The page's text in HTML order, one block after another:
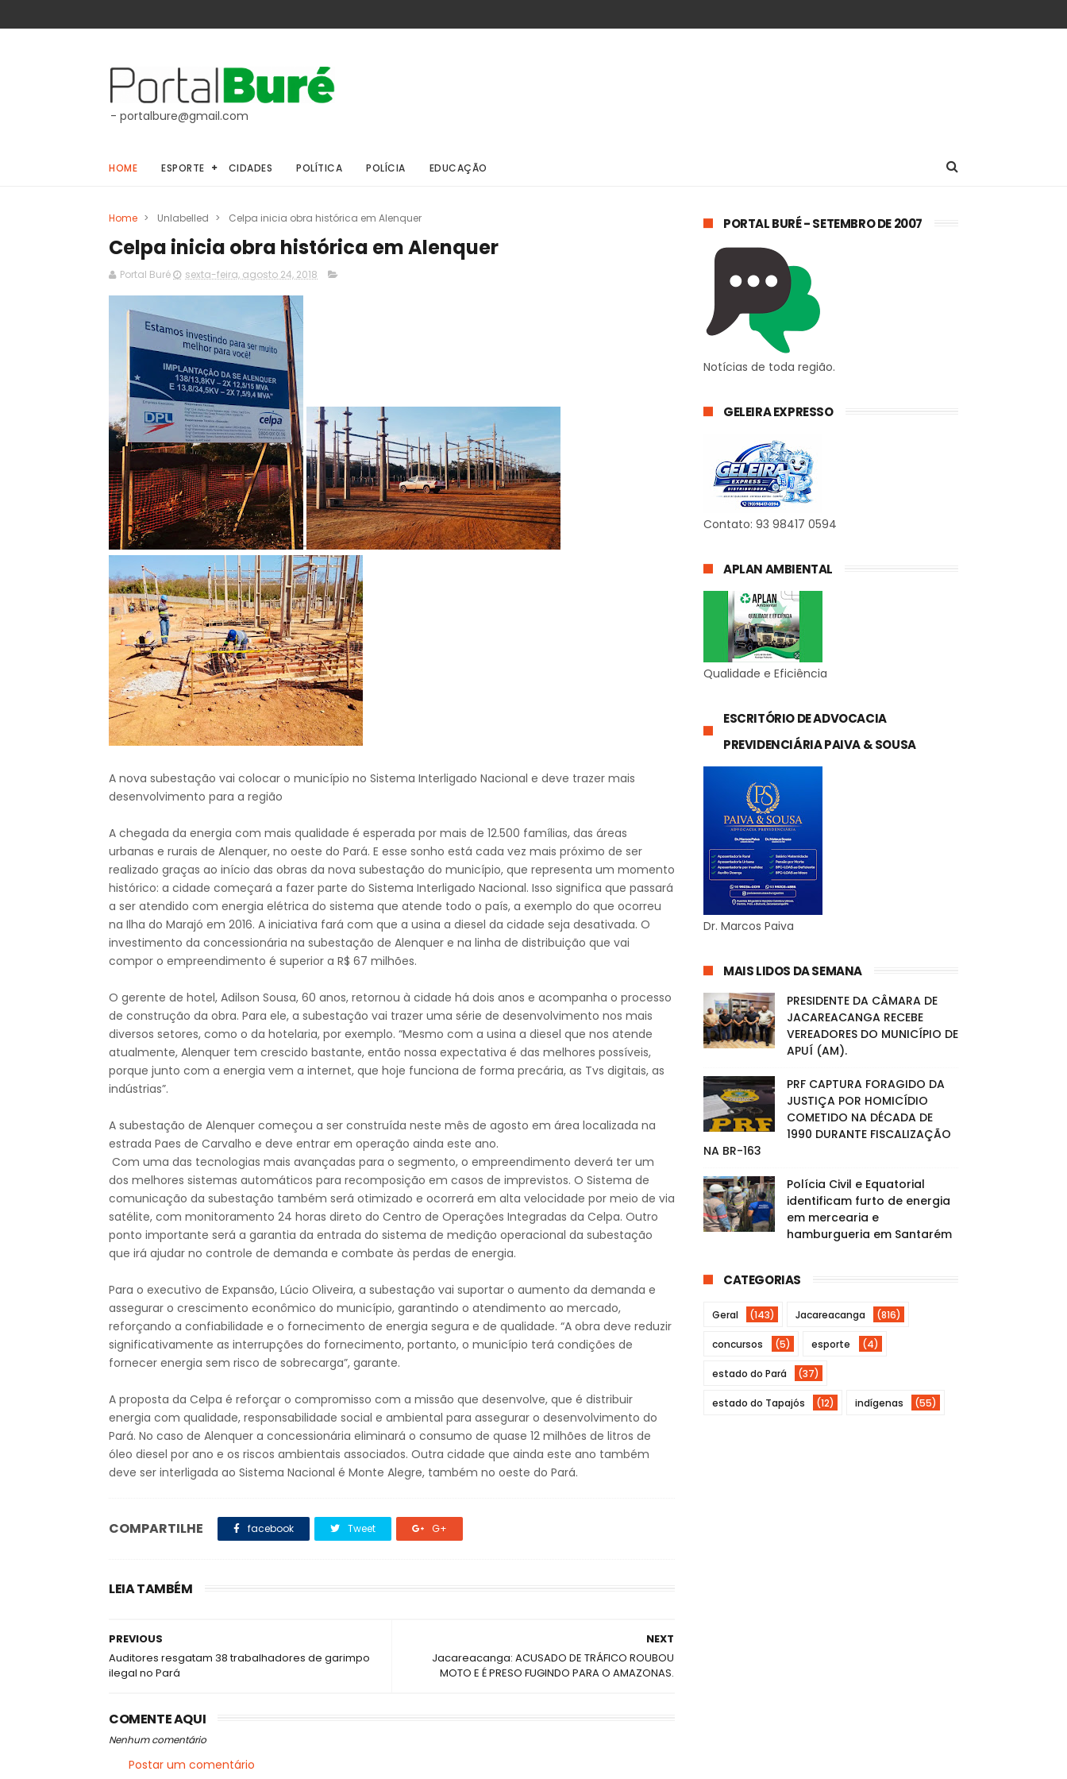
- portalbure@gmail.com
HOME ESPORTE CIDADES POLÍTICA POLÍCIA EDUCAÇÃO
Home > Unlabelled > Celpa inicia obra histórica em Alenquer
Celpa inicia obra histórica em Alenquer
Portal Buré sexta-feira, agosto 24, 2018
A nova subestação vai colocar o município no Sistema Interligado Nacional e deve trazer mais
desenvolvimento para a região
A chegada da energia com mais qualidade é esperada por mais de 12.500 famílias, das áreas
urbanas e rurais de Alenquer, no oeste do Pará. E esse sonho está cada vez mais próximo de ser
realizado graças ao início das obras da nova subestação do município, que representa um momento
histórico: a cidade começará a fazer parte do Sistema Interligado Nacional. Isso significa que passará
a ser atendido com energia elétrica do sistema que atende todo o país, a exemplo do que ocorreu
na Ilha do Marajó em 2016. A iniciativa fará com que a usina a diesel da cidade seja desativada. O
investimento da concessionária na subestação de Alenquer e na linha de distribuição que vai
compor o empreendimento é superior a R$ 67 milhões.
O gerente de hotel, Adilson Sousa, 60 anos, retornou à cidade há dois anos e acompanha o processo
de construção da obra. Para ele, a subestação vai trazer uma série de desenvolvimento nos mais
diversos setores, como o da hotelaria, por exemplo. “Mesmo com a usina a diesel que nos atende
atualmente, Alenquer tem crescido bastante, então nossa expectativa é das melhores possíveis,
porque junto com a energia vem a internet, que hoje funciona de forma precária, as Tvs digitais, as
indústrias”.
A subestação de Alenquer começou a ser construída neste mês de agosto em área localizada na
estrada Paes de Carvalho e deve entrar em operação ainda este ano.
Com uma das tecnologias mais avançadas para o segmento, o empreendimento deverá ter um
dos melhores sistemas automáticos para recomposição em casos de imprevistos. O Sistema de
comunicação da subestação também será otimizado e ocorrerá em alta velocidade por meio de via
satélite, com monitoramento 24 horas direto do Centro de Operações Integradas da Celpa. Outro
ponto importante será a garantia da entrada do sistema de medição operacional da subestação
que irá ajudar no controle de demanda e combate às perdas de energia.
Para o executivo de Expansão, Lúcio Oliveira, a subestação vai suportar o aumento da demanda e
assegurar o crescimento econômico do município, garantindo o atendimento ao mercado,
reforçando a confiabilidade e o fornecimento de energia segura e de qualidade. “A obra deve reduzir
significativamente as interrupções do fornecimento, portanto, o município terá condições de
fornecer energia sem risco de sobrecarga”, garante.
A proposta da Celpa é reforçar o compromisso com a missão que desenvolve, que é distribuir
energia com qualidade, responsabilidade social e ambiental para assegurar o desenvolvimento do
Pará. No caso de Alenquer a concessionária eliminará o consumo de quase 12 milhões de litros de
óleo diesel por ano e os riscos ambientais associados. Outra cidade que ainda este ano também
deve ser interligada ao Sistema Nacional é Monte Alegre, também no oeste do Pará.
COMPARTILHE facebook Tweet G+
LEIA TAMBÉM
NEXT
Jacareacanga: ACUSADO DE TRÁFICO ROUBOU
MOTO E É PRESO FUGINDO PARA O AMAZONAS.
PREVIOUS
Auditores resgatam 38 trabalhadores de garimpo
ilegal no Pará
COMENTE AQUI
Nenhum comentário
Postar um comentário
PORTAL BURÉ - SETEMBRO DE 2007
Notícias de toda região.
GELEIRA EXPRESSO
Contato: 93 98417 0594
APLAN AMBIENTAL
Qualidade e Eficiência
ESCRITÓRIO DE ADVOCACIA
PREVIDENCIÁRIA PAIVA & SOUSA
Dr. Marcos Paiva
MAIS LIDOS DA SEMANA
PRESIDENTE DA CÂMARA DE
JACAREACANGA RECEBE
VEREADORES DO MUNICÍPIO DE
APUÍ (AM).
PRF CAPTURA FORAGIDO DA
JUSTIÇA POR HOMICÍDIO
COMETIDO NA DÉCADA DE
1990 DURANTE FISCALIZAÇÃO
NA BR-163
Polícia Civil e Equatorial
identificam furto de energia
em mercearia e
hamburgueria em Santarém
CATEGORIAS
Geral (143) Jacareacanga (816)
concursos (5) esporte (4)
estado do Pará (37)
estado do Tapajós (12) indígenas (55)